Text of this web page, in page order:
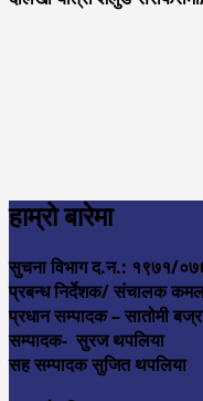
हाम्रो बारेमा
सुचना विभाग द.न.: १९७१/
प्रबन्ध निर्देशक/ संचालक
प्रधान सम्पादक – सातोमी
सम्पादक- सुरज थपलिया
सह सम्पादक सुजित थपलिया